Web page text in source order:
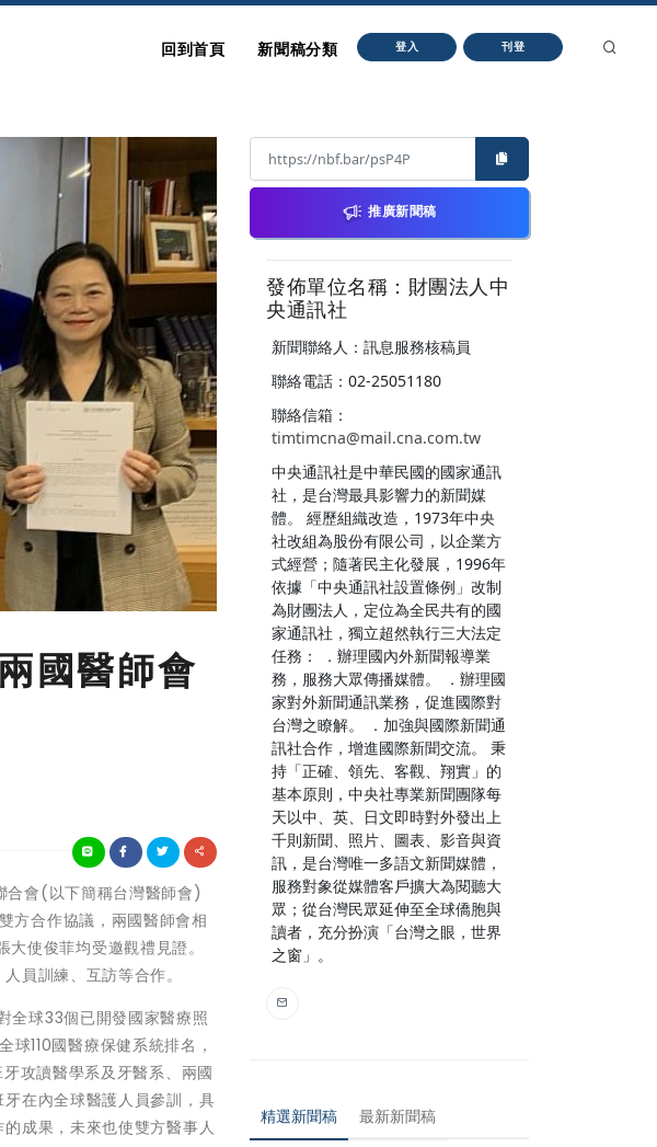
回到首頁 新聞稿分類 登入 刊登
國醫師會
會(以下簡稱台灣醫師會)
方合作協議，兩國醫師會相
使俊菲均受邀觀禮見證。
員訓練、互訪等合作。
球33個已開發國家醫療照
110國醫療保健系統排名，
攻讀醫學系及牙醫系、兩國
在內全球醫護人員參訓，具
成果，未來也使雙方醫事人
推廣新聞稿
發佈單位名稱：財團法人中
央通訊社
新聞聯絡人：訊息服務核稿員
聯絡電話：02-25051180
聯絡信箱：
timtimcna@mail.cna.com.tw
中央通訊社是中華民國的國家通訊
社，是台灣最具影響力的新聞媒
體。 經歷組織改造，1973年中央
社改組為股份有限公司，以企業方
式經營；隨著民主化發展，1996年
依據「中央通訊社設置條例」改制
為財團法人，定位為全民共有的國
家通訊社，獨立超然執行三大法定
任務： ．辦理國內外新聞報導業
務，服務大眾傳播媒體。 ．辦理國
家對外新聞通訊業務，促進國際對
台灣之瞭解。 ．加強與國際新聞通
訊社合作，增進國際新聞交流。 秉
持「正確、領先、客觀、翔實」的
基本原則，中央社專業新聞團隊每
天以中、英、日文即時對外發出上
千則新聞、照片、圖表、影音與資
訊，是台灣唯一多語文新聞媒體，
服務對象從媒體客戶擴大為閱聽大
眾；從台灣民眾延伸至全球僑胞與
讀者，充分扮演「台灣之眼，世界
之窗」。
精選新聞稿 最新新聞稿